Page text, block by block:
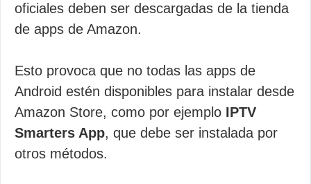
oficiales deben ser descargadas de la tienda
de apps de Amazon.
Esto provoca que no todas las apps de
Android estén disponibles para instalar desde
Amazon Store, como por ejemplo IPTV
Smarters App, que debe ser instalada por
otros métodos.